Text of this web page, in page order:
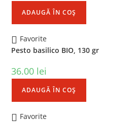
ADAUGĂ ÎN COȘ
Favorite
Pesto basilico BIO, 130 gr
36.00 lei
ADAUGĂ ÎN COȘ
Favorite